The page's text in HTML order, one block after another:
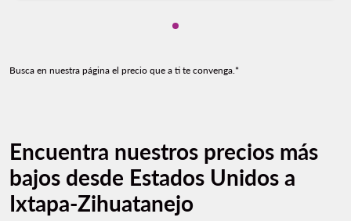
Mostrando cmp-pagination-
Busca en nuestra página el precio que a ti te convenga.*
Encuentra nuestros precios más
bajos desde Estados Unidos a
Ixtapa-Zihuatanejo